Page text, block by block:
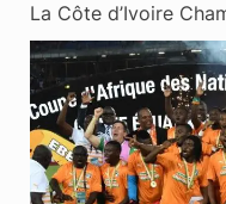
La Côte d’Ivoire